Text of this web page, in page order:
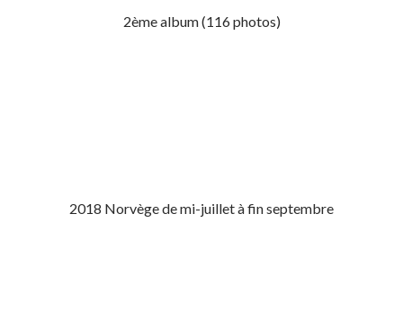
2ème album (116 photos)
2018 Norvège de mi-juillet à fin septembre